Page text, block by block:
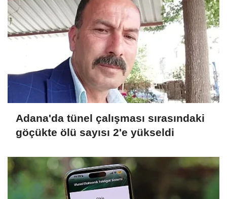
Adana'da tünel çalışması sırasındaki
göçükte ölü sayısı 2'e yükseldi